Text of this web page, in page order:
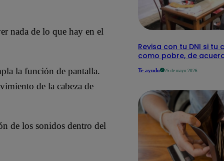
nada de lo que hay en el
la función de pantalla.
de la cabeza de
de los sonidos dentro del
Revisa con tu DNI si tu
como pobre, de
Te ayudo 25 de mayo 2026